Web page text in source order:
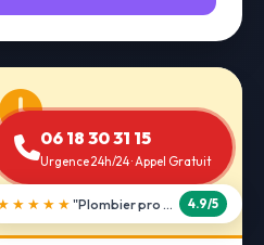
24h/24
express
06 18 30 31 15
Urgence 24h/24 · Appel Gratuit
"Débouchage WC en 30 min" 5.0/5